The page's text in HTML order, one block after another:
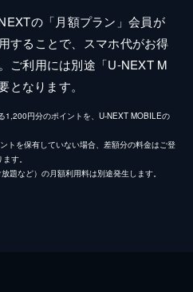
の「月額プラン」会員が
することで、スマホ代がお得
ご利用には別途「U-NEXT M
なります。
1,200円分のポイントを、U-NEXT MOBILEの
トを保有していない場合、差額分の料金はご登
す。
題など）の月額利用料は別途発生します。